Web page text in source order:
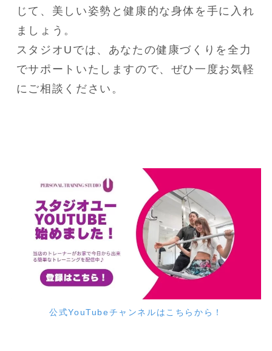
じて、美しい姿勢と健康的な身体を手に入れ
ましょう。
スタジオUでは、あなたの健康づくりを全力
でサポートいたしますので、ぜひ一度お気軽
にご相談ください。
公式YouTubeチャンネルはこちらから！